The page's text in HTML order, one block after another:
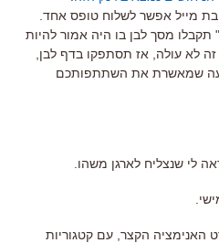
מייל אפשר לשלוח טופס אחד.
מסך לבן בו היה אמור להיות
לא עולה, אז תסתפקו בדף לבן,
שמאשרת את השתתפותכם
לי שנצליח לארגן משהו.
האנימציה הקצר, עם קטגוריות